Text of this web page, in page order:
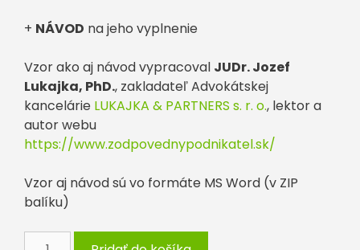
+ NÁVOD na jeho vyplnenie
Vzor ako aj návod vypracoval JUDr. Jozef
Lukajka, PhD., zakladateľ Advokátskej
kancelárie LUKAJKA & PARTNERS s. r. o., lektor a
autor webu
https://www.zodpovednypodnikatel.sk/
Vzor aj návod sú vo formáte MS Word (v ZIP
balíku)
množstvo